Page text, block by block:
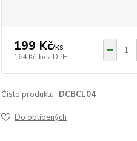
199 Kč/ks
164 Kč bez DPH
Číslo produktu: DCBCL04
Do oblíbených